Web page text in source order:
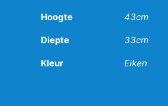
Hoogte 43cm
Diepte 33cm
Kleur Eiken